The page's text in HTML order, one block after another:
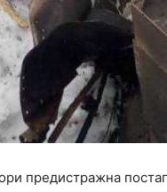
предистражна